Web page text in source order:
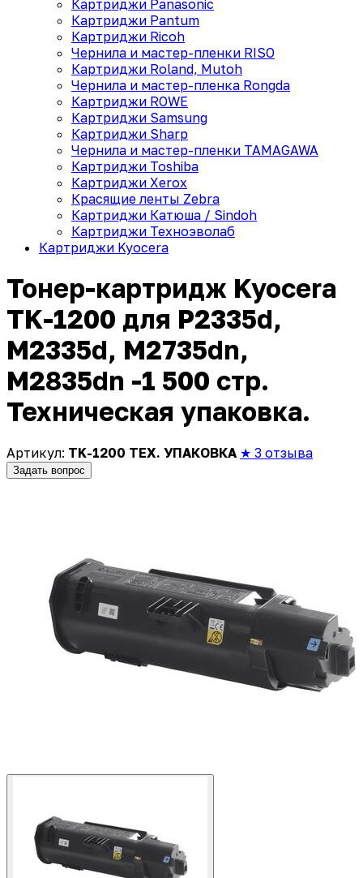
Картриджи Panasonic
Картриджи Pantum
Картриджи Ricoh
Чернила и мастер-пленки RISO
Картриджи Roland, Mutoh
Чернила и мастер-пленка Rongda
Картриджи ROWE
Картриджи Samsung
Картриджи Sharp
Чернила и мастер-пленки TAMAGAWA
Картриджи Toshiba
Картриджи Xerox
Красящие ленты Zebra
Картриджи Катюша / Sindoh
Картриджи Техноэволаб
Картриджи Kyocera
Тонер-картридж Kyocera
TK-1200 для P2335d,
M2335d, M2735dn,
M2835dn -1 500 стр.
Техническая упаковка.
Артикул: TK-1200 ТЕХ. УПАКОВКА ★ 3 отзыва
Задать вопрос